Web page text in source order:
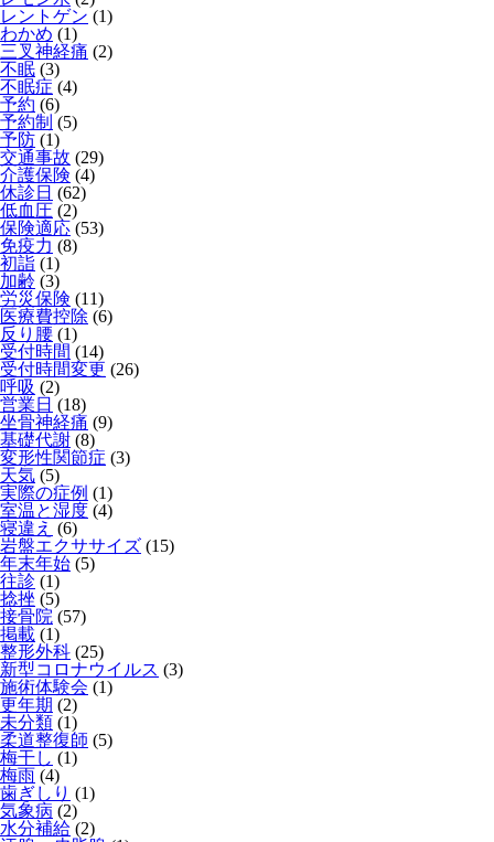
レントゲン (1)
わかめ (1)
三叉神経痛 (2)
不眠 (3)
不眠症 (4)
予約 (6)
予約制 (5)
予防 (1)
交通事故 (29)
介護保険 (4)
休診日 (62)
低血圧 (2)
保険適応 (53)
免疫力 (8)
初詣 (1)
加齢 (3)
労災保険 (11)
医療費控除 (6)
反り腰 (1)
受付時間 (14)
受付時間変更 (26)
呼吸 (2)
営業日 (18)
坐骨神経痛 (9)
基礎代謝 (8)
変形性関節症 (3)
天気 (5)
実際の症例 (1)
室温と湿度 (4)
寝違え (6)
岩盤エクササイズ (15)
年末年始 (5)
往診 (1)
捻挫 (5)
接骨院 (57)
掲載 (1)
整形外科 (25)
新型コロナウイルス (3)
施術体験会 (1)
更年期 (2)
未分類 (1)
柔道整復師 (5)
梅干し (1)
梅雨 (4)
歯ぎしり (1)
気象病 (2)
水分補給 (2)